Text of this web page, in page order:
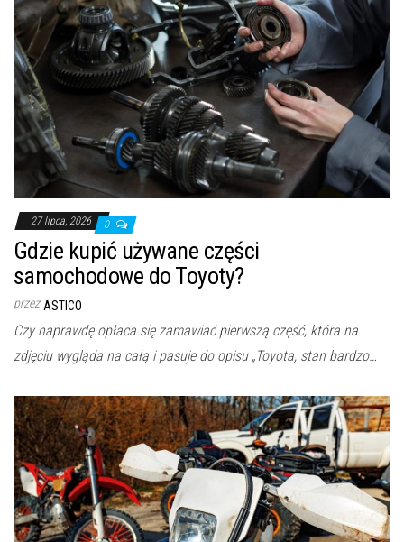
27 lipca, 2026 0
Gdzie kupić używane części
samochodowe do Toyoty?
przez ASTICO
Czy naprawdę opłaca się zamawiać pierwszą część, która na
zdjęciu wygląda na całą i pasuje do opisu „Toyota, stan bardzo…